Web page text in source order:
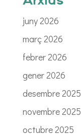
juny 2026
març 2026
febrer 2026
gener 2026
desembre 2025
novembre 2025
octubre 2025